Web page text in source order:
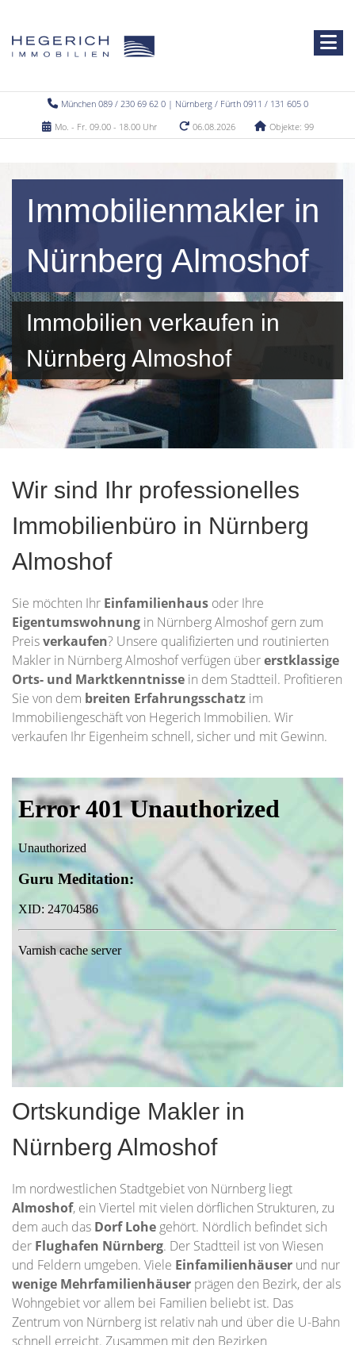
München 089 / 230 69 62 0 | Nürnberg / Fürth 0911 / 131 605 0
Mo. - Fr. 09.00 - 18.00 Uhr
06.08.2026 Objekte: 99
Immobilienmakler in
Nürnberg Almoshof
Immobilien verkaufen in
Nürnberg Almoshof
Wir sind Ihr professionelles
Immobilienbüro in Nürnberg
Almoshof
Sie möchten Ihr Einfamilienhaus oder Ihre
Eigentumswohnung in Nürnberg Almoshof gern zum
Preisverkaufen? Unsere qualifizierten und routinierten
Makler in Nürnberg Almoshof verfügen übererstklassige
Orts- und Marktkenntnisse in dem Stadtteil. Profitieren
Sie von dem breiten Erfahrungsschatz im
Immobiliengeschäft von Hegerich Immobilien. Wir
verkaufen Ihr Eigenheim schnell, sicher und mit Gewinn.
Ortskundige Makler in
Nürnberg Almoshof
Im nordwestlichen Stadtgebiet von Nürnberg liegt
Almoshof, ein Viertel mit vielen dörflichen Strukturen, zu
dem auch das Dorf Lohe gehört. Nördlich befindet sich
der Flughafen Nürnberg. Der Stadtteil ist von Wiesen
und Feldern umgeben. Viele Einfamilienhäuser und nur
wenige Mehrfamilienhäuser prägen den Bezirk, der als
Wohngebiet vor allem bei Familien beliebt ist. Das
Zentrum von Nürnberg ist relativ nah und über die U-Bahn
schnell erreicht. Zusammen mit den Bezirken